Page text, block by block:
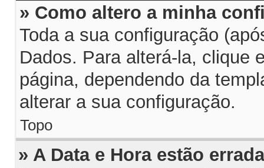
» Como altero a minha
Toda a sua configuração
Dados. Para alterá-la, clique
página, dependendo da
alterar a sua configuração.
Topo
» A Data e Hora estão